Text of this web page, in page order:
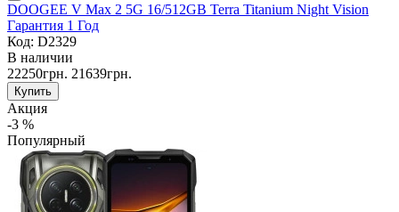
DOOGEE V Max 2 5G 16/512GB Terra Titanium Night Vision
Гарантия 1 Год
Код: D2329
В наличии
22250грн. 21639грн.
Купить
Акция
-3 %
Популярный